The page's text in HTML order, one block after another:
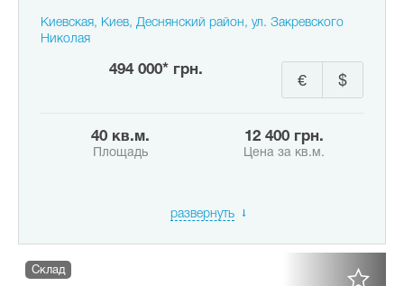
Киевская, Киев, Деснянский район, ул. Закревского
Николая
494 000* грн.
$
€
40 кв.м.
Площадь
12 400 грн.
Цена за кв.м.
развернуть
Склад